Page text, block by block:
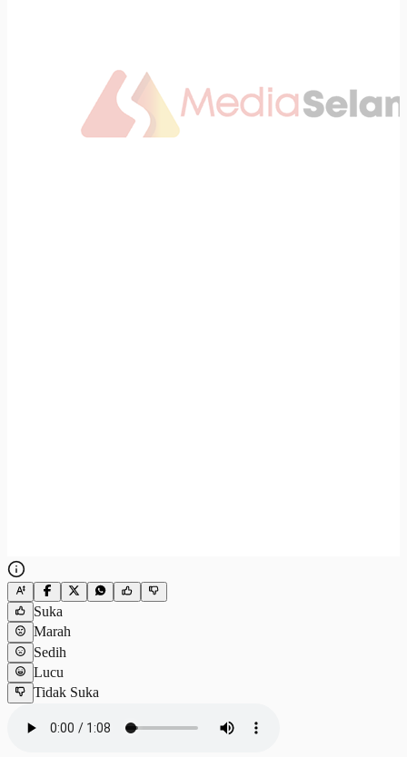
Suka
Marah
Sedih
Lucu
Tidak Suka